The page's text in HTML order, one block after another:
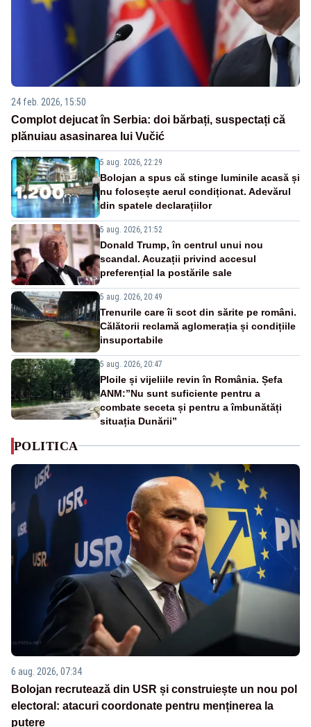
24 feb. 2026, 15:50
Complot dejucat în Serbia: doi bărbați, suspectați că
plănuiau asasinarea lui Vučić
5 aug. 2026, 22:29
Bolojan a spus că stinge luminile acasă și
nu folosește aerul condiționat. Adevărul
din spatele declarațiilor
5 aug. 2026, 21:52
Donald Trump, în centrul unui nou
scandal. Acuzații privind accesul
preferențial la postările sale
5 aug. 2026, 20:49
Trenurile care îi scot din sărite pe români.
Călătorii reclamă aglomerația și condițiile
insuportabile
5 aug. 2026, 20:47
Ploile și vijeliile revin în România. Șefa
ANM:”Nu sunt suficiente pentru a
combate seceta și pentru a îmbunătăți
situația Dunării”
POLITICA
6 aug. 2026, 07:34
Bolojan recrutează din USR și construiește un nou pol
electoral: atacuri coordonate pentru menținerea la
putere